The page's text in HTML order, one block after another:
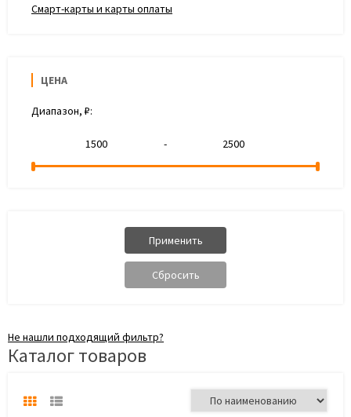
Смарт-карты и карты оплаты
ЦЕНА
Диапазон, ₽:
-
Не нашли подходящий фильтр?
Каталог товаров